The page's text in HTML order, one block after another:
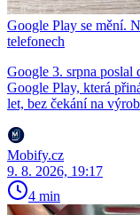
Google Play se mění.
telefonech
Google 3. srpna poslal
Google Play, která
let, bez čekání na
Mobify.cz
9. 8. 2026, 19:17
4 min